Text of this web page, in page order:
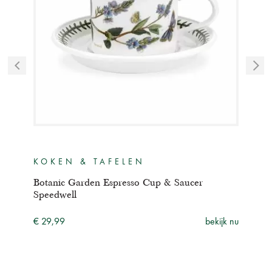
KOKEN & TAFELEN
Botanic Garden Espresso Cup & Saucer
Speedwell
€ 29,99 bekijk nu